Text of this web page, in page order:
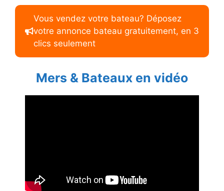
Vous vendez votre bateau? Déposez
votre annonce bateau gratuitement, en 3
clics seulement
Mers & Bateaux en vidéo